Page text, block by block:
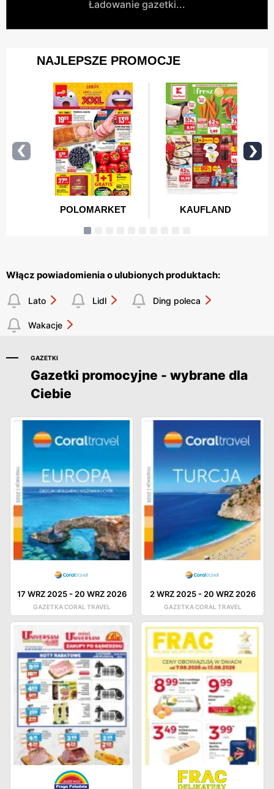
Ładowanie gazetki...
Włącz powiadomienia o ulubionych produktach:
Lato Lidl Ding poleca
Wakacje
GAZETKI
Gazetki promocyjne - wybrane dla
Ciebie
17 WRZ 2025- 20 WRZ 2026
GAZETKA CORAL TRAVEL
2 WRZ 2025- 20 WRZ 2026
GAZETKA CORAL TRAVEL